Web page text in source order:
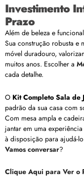
Investimento
Prazo
Além de beleza e
Sua construção robusta e
móvel duradouro,
muitos anos. Escolher a
cada detalhe.
O Kit Completo Sala de
padrão da sua casa com
Com mesa ampla e
jantar em uma
à disposição para ajudá-
Vamos conversar?
Clique Aqui para Ver o